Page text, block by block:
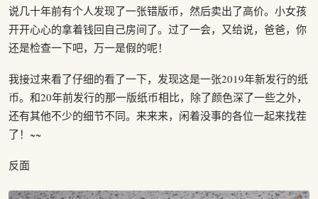
说几十年前有个人发现了一张错版币，然后卖出了高价。小女孩
开开心心的拿着钱回自己房间了。过了一会，又给说，爸爸，你
还是检查一下吧，万一是假的呢！
我接过来看了仔细的看了一下，发现这是一张2019年新发行的纸
币。和20年前发行的那一版纸币相比，除了颜色深了一些之外，
还有其他不少的细节不同。来来来，闲着没事的各位一起来找茬
了！~~
反面